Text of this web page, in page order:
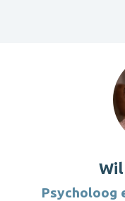
Psycholoog